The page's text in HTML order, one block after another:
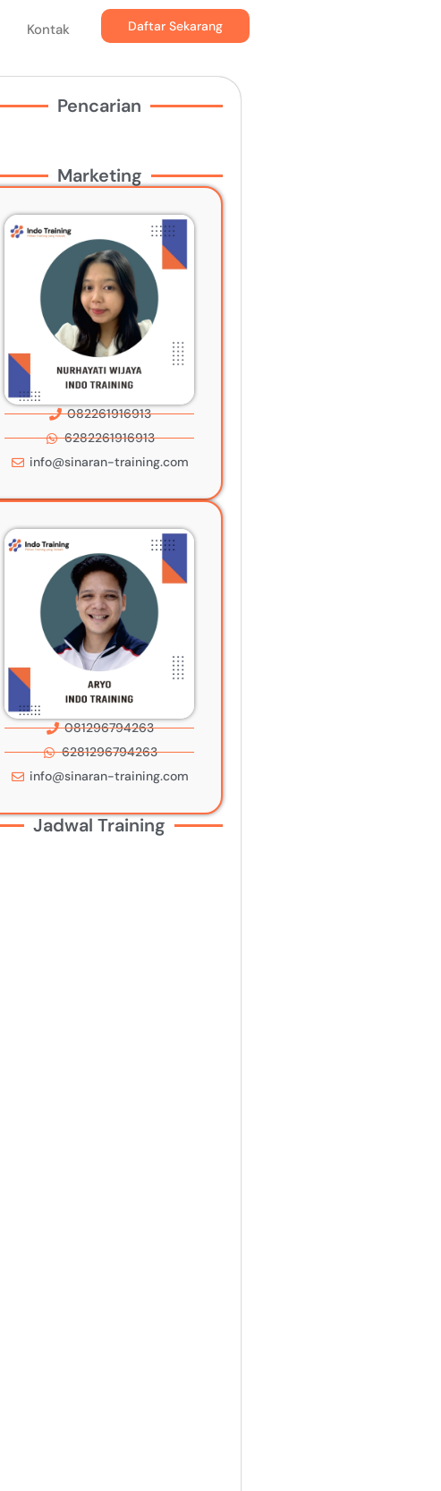
Kontak Daftar Sekarang
Pencarian
Marketing
082261916913
6282261916913
info@sinaran-training.com
081296794263
6281296794263
info@sinaran-training.com
Jadwal Training